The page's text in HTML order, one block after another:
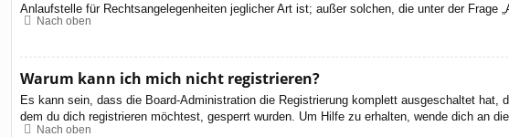
Anlaufstelle für Rechtsangelegenheiten jeglicher Art ist; außer solchen, die unter der Frage
Nach oben
Warum kann ich mich nicht registrieren?
Es kann sein, dass die Board-Administration die Registrierung komplett ausgeschaltet
dem du dich registrieren möchtest, gesperrt wurden. Um Hilfe zu erhalten, wende dich an
Nach oben